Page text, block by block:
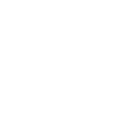
קיבלתי את קריאת
באמא שהייתה
מול עיניה, בזמן
אותה. בפעולות
להוציא את
נפתחה,